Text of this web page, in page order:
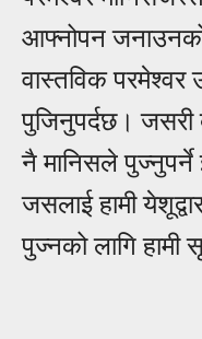
आफ्नोपन जनाउनको
वास्तविक परमेश्वर
पुजिनुपर्दछ। जसरी
नै मानिसले
जसलाई हामी
पुज्नको लागि हामी